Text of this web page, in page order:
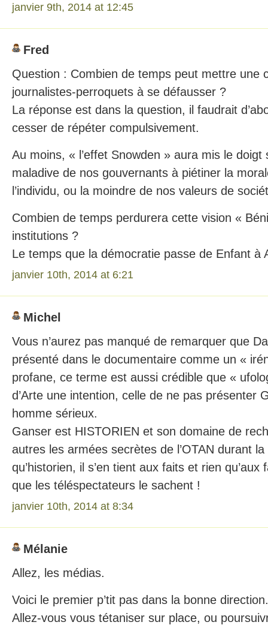
janvier 9th, 2014 at 12:45
Fred
Question : Combien de temps peut mettre une
journalistes-perroquets à se défausser ?
La réponse est dans la question, il faudrait
cesser de répéter compulsivement.
Au moins, « l’effet Snowden » aura mis le doigt
maladive de nos gouvernants à piétiner la
l’individu, ou la moindre de nos valeurs de
Combien de temps perdurera cette vision «
institutions ?
Le temps que la démocratie passe de Enfant à
janvier 10th, 2014 at 6:21
Michel
Vous n’aurez pas manqué de remarquer que
présenté dans le documentaire comme un «
profane, ce terme est aussi crédible que «
d’Arte une intention, celle de ne pas présenter
homme sérieux.
Ganser est HISTORIEN et son domaine de
autres les armées secrètes de l’OTAN durant
qu’historien, il s’en tient aux faits et rien
que les téléspectateurs le sachent !
janvier 10th, 2014 at 8:34
Mélanie
Allez, les médias.
Voici le premier p’tit pas dans la bonne direction.
Allez-vous vous tétaniser sur place, ou